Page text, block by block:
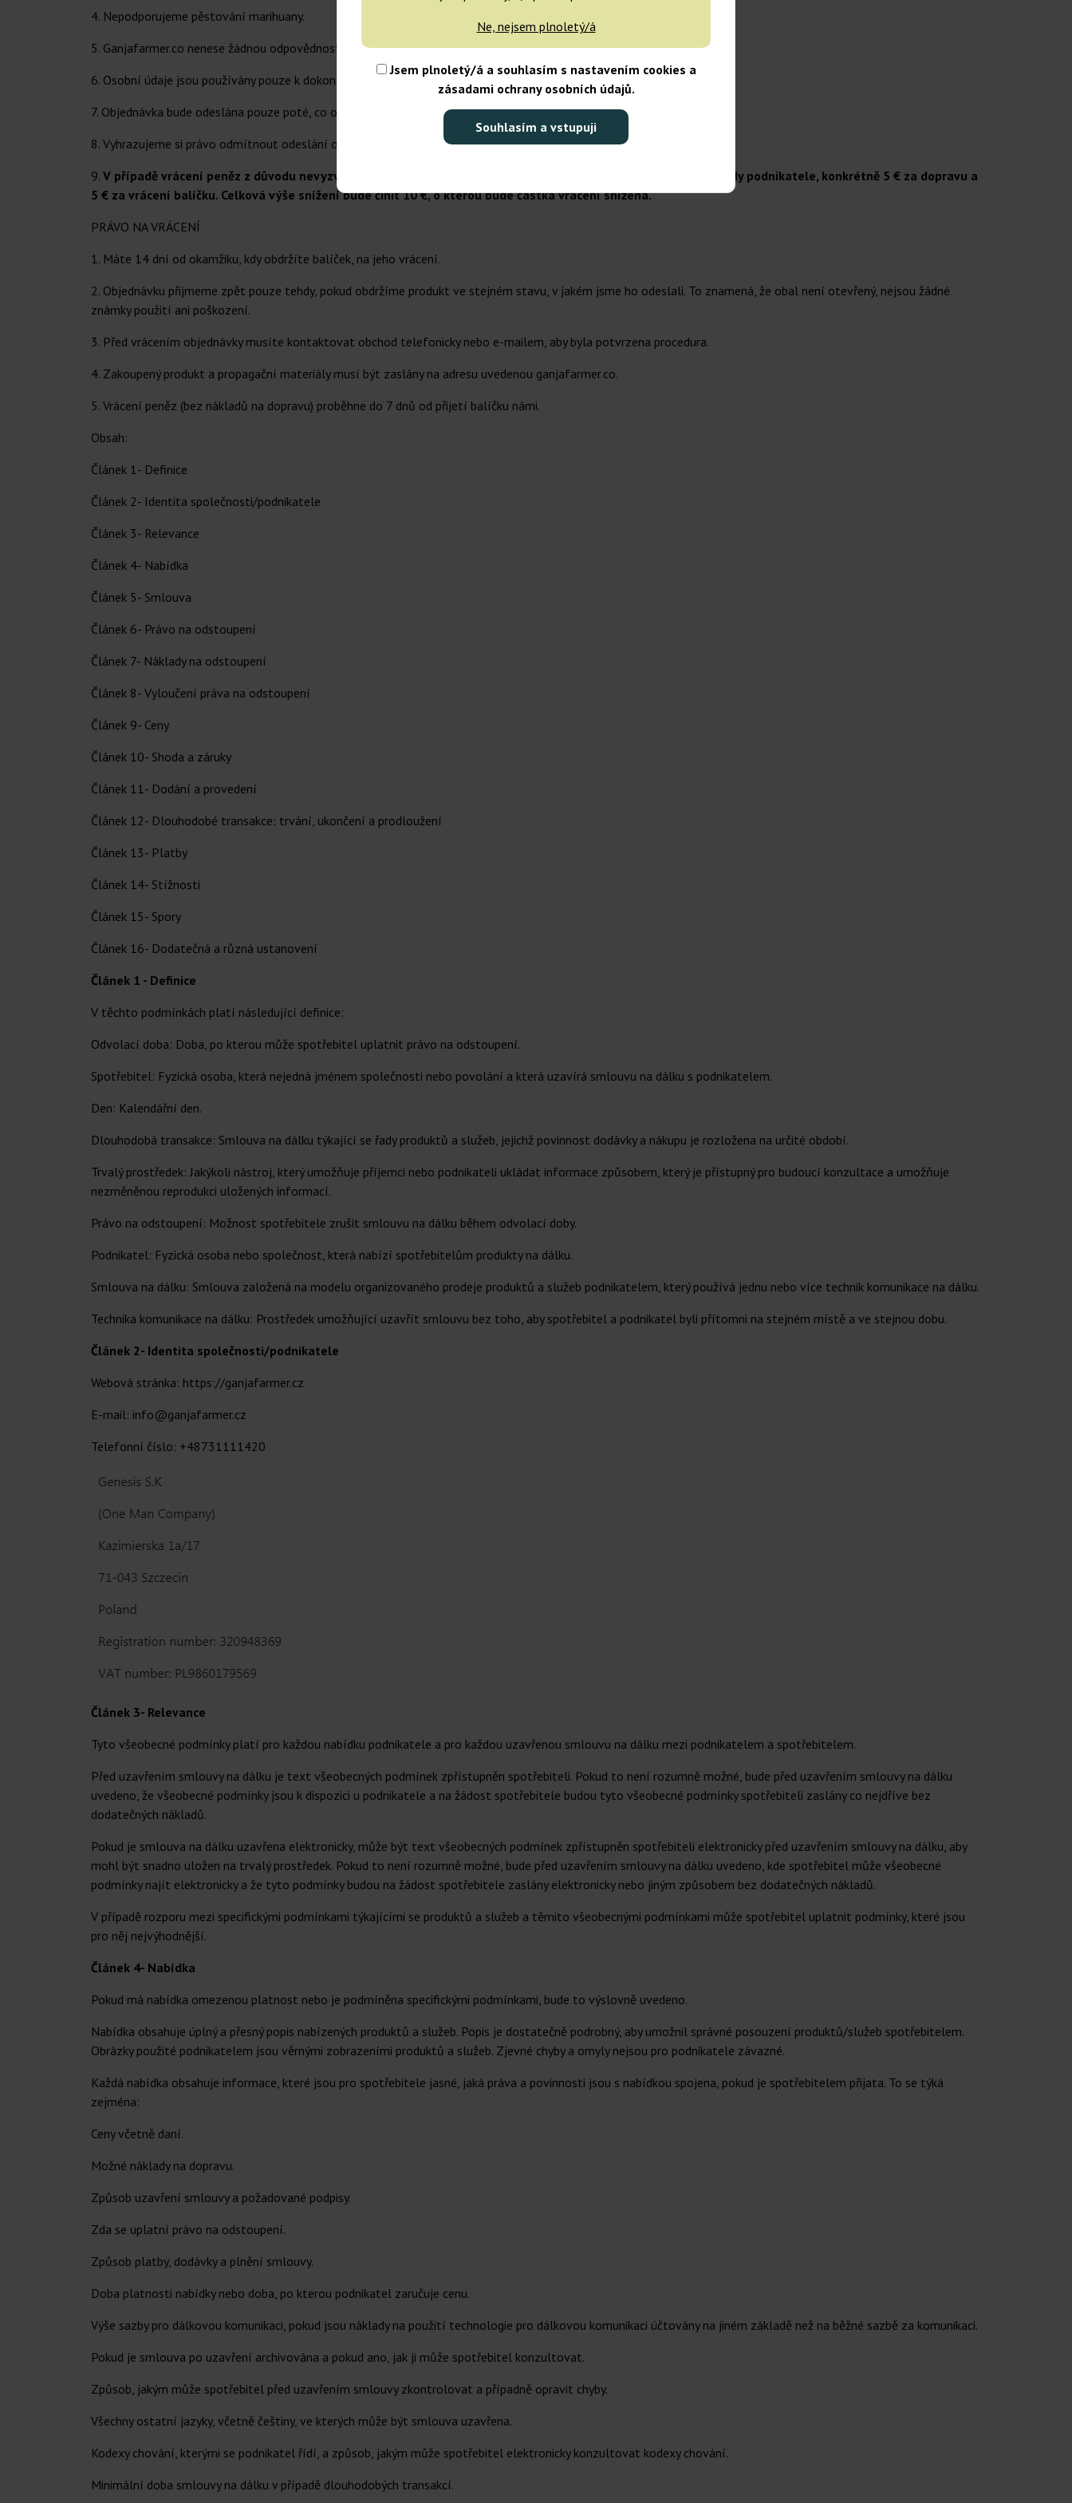
Ne, nejsem plnoletý/á
Jsem plnoletý/á a souhlasím s nastavením cookies a
zásadami ochrany osobních údajů.
Souhlasím a vstupuji
4. Nepodporujeme pěstování marihuany.
5. Ganjafarmer.co nenese žádnou odpovědnost, pokud jsou semena použita nelegálně třetími osobami.
6. Osobní údaje jsou používány pouze k dokončení objednávky. Nejsou uchovávány ani předávány nikomu dalšímu.
7. Objednávka bude odeslána pouze poté, co obdržíme potvrzení nebo platbu (v závislosti na zvoleném formuláři).
8. Vyhrazujeme si právo odmítnout odeslání objednávky, pokud víme, že osoba bude porušovat zákon.
9. V případě vrácení peněz z důvodu nevyzvednutí objednávky zákazníkem bude částka vrácení snížena o náklady podnikatele, konkrétně 5 € za dopravu a
5 € za vrácení balíčku. Celková výše snížení bude činit 10 €, o kterou bude částka vrácení snížena.
PRÁVO NA VRÁCENÍ
1. Máte 14 dní od okamžiku, kdy obdržíte balíček, na jeho vrácení.
2. Objednávku přijmeme zpět pouze tehdy, pokud obdržíme produkt ve stejném stavu, v jakém jsme ho odeslali. To znamená, že obal není otevřený, nejsou žádné
známky použití ani poškození.
3. Před vrácením objednávky musíte kontaktovat obchod telefonicky nebo e-mailem, aby byla potvrzena procedura.
4. Zakoupený produkt a propagační materiály musí být zaslány na adresu uvedenou ganjafarmer.co.
5. Vrácení peněz (bez nákladů na dopravu) proběhne do 7 dnů od přijetí balíčku námi.
Obsah:
Článek 1- Definice
Článek 2- Identita společnosti/podnikatele
Článek 3- Relevance
Článek 4- Nabídka
Článek 5- Smlouva
Článek 6- Právo na odstoupení
Článek 7- Náklady na odstoupení
Článek 8- Vyloučení práva na odstoupení
Článek 9- Ceny
Článek 10- Shoda a záruky
Článek 11- Dodání a provedení
Článek 12- Dlouhodobé transakce: trvání, ukončení a prodloužení
Článek 13- Platby
Článek 14- Stížnosti
Článek 15- Spory
Článek 16- Dodatečná a různá ustanovení
Článek 1 - Definice
V těchto podmínkách platí následující definice:
Odvolací doba: Doba, po kterou může spotřebitel uplatnit právo na odstoupení.
Spotřebitel: Fyzická osoba, která nejedná jménem společnosti nebo povolání a která uzavírá smlouvu na dálku s podnikatelem.
Den: Kalendářní den.
Dlouhodobá transakce: Smlouva na dálku týkající se řady produktů a služeb, jejichž povinnost dodávky a nákupu je rozložena na určité období.
Trvalý prostředek: Jakýkoli nástroj, který umožňuje příjemci nebo podnikateli ukládat informace způsobem, který je přístupný pro budoucí konzultace a umožňuje
nezměněnou reprodukci uložených informací.
Právo na odstoupení: Možnost spotřebitele zrušit smlouvu na dálku během odvolací doby.
Podnikatel: Fyzická osoba nebo společnost, která nabízí spotřebitelům produkty na dálku.
Smlouva na dálku: Smlouva založená na modelu organizovaného prodeje produktů a služeb podnikatelem, který používá jednu nebo více technik komunikace na dálku.
Technika komunikace na dálku: Prostředek umožňující uzavřít smlouvu bez toho, aby spotřebitel a podnikatel byli přítomni na stejném místě a ve stejnou dobu.
Článek 2- Identita společnosti/podnikatele
Webová stránka: https://ganjafarmer.cz
E-mail: info@ganjafarmer.cz
Telefonní číslo: +48731111420
Článek 3- Relevance
Tyto všeobecné podmínky platí pro každou nabídku podnikatele a pro každou uzavřenou smlouvu na dálku mezi podnikatelem a spotřebitelem.
Před uzavřením smlouvy na dálku je text všeobecných podmínek zpřístupněn spotřebiteli. Pokud to není rozumně možné, bude před uzavřením smlouvy na dálku
uvedeno, že všeobecné podmínky jsou k dispozici u podnikatele a na žádost spotřebitele budou tyto všeobecné podmínky spotřebiteli zaslány co nejdříve bez
dodatečných nákladů.
Pokud je smlouva na dálku uzavřena elektronicky, může být text všeobecných podmínek zpřístupněn spotřebiteli elektronicky před uzavřením smlouvy na dálku, aby
mohl být snadno uložen na trvalý prostředek. Pokud to není rozumně možné, bude před uzavřením smlouvy na dálku uvedeno, kde spotřebitel může všeobecné
podmínky najít elektronicky a že tyto podmínky budou na žádost spotřebitele zaslány elektronicky nebo jiným způsobem bez dodatečných nákladů.
V případě rozporu mezi specifickými podmínkami týkajícími se produktů a služeb a těmito všeobecnými podmínkami může spotřebitel uplatnit podmínky, které jsou
pro něj nejvýhodnější.
Článek 4- Nabídka
Pokud má nabídka omezenou platnost nebo je podmíněna specifickými podmínkami, bude to výslovně uvedeno.
Nabídka obsahuje úplný a přesný popis nabízených produktů a služeb. Popis je dostatečně podrobný, aby umožnil správné posouzení produktů/služeb spotřebitelem.
Obrázky použité podnikatelem jsou věrnými zobrazeními produktů a služeb. Zjevné chyby a omyly nejsou pro podnikatele závazné.
Každá nabídka obsahuje informace, které jsou pro spotřebitele jasné, jaká práva a povinnosti jsou s nabídkou spojena, pokud je spotřebitelem přijata. To se týká
zejména:
Ceny včetně daní.
Možné náklady na dopravu.
Způsob uzavření smlouvy a požadované podpisy.
Zda se uplatní právo na odstoupení.
Způsob platby, dodávky a plnění smlouvy.
Doba platnosti nabídky nebo doba, po kterou podnikatel zaručuje cenu.
Výše sazby pro dálkovou komunikaci, pokud jsou náklady na použití technologie pro dálkovou komunikaci účtovány na jiném základě než na běžné sazbě za komunikaci.
Pokud je smlouva po uzavření archivována a pokud ano, jak ji může spotřebitel konzultovat.
Způsob, jakým může spotřebitel před uzavřením smlouvy zkontrolovat a případně opravit chyby.
Všechny ostatní jazyky, včetně češtiny, ve kterých může být smlouva uzavřena.
Kodexy chování, kterými se podnikatel řídí, a způsob, jakým může spotřebitel elektronicky konzultovat kodexy chování.
Minimální doba smlouvy na dálku v případě dlouhodobých transakcí.